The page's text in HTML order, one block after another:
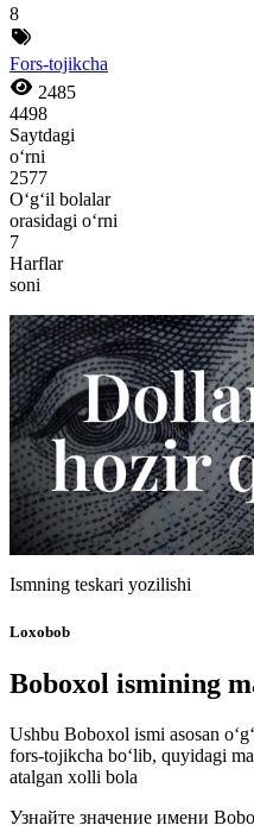
8
Fors-tojikcha
2485
4498
Saytdagi
o‘rni
2577
O‘g‘il bolalar
orasidagi o‘rni
7
Harflar
soni
Ismning teskari yozilishi
Loxobob
Boboxol ismining
Ushbu Boboxol ismi asosan
fors-tojikcha bo‘lib, quyidagi
atalgan xolli bola
Узнайте значение имени